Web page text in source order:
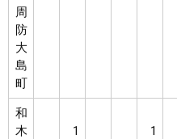
周
防
大
島
町
和
木
1 1